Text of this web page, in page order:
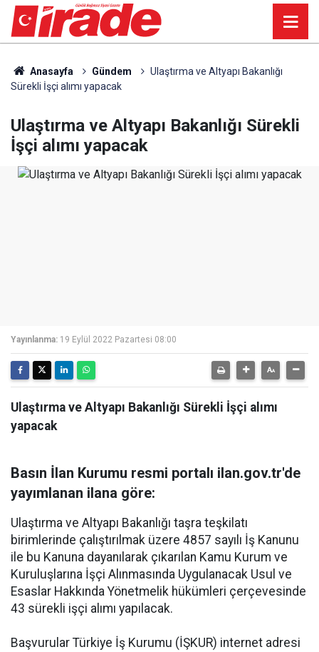
Anasayfa Gündem
Ulaştırma ve Altyapı Bakanlığı
Sürekli İşçi alımı yapacak
Ulaştırma ve Altyapı Bakanlığı Sürekli
İşçi alımı yapacak
Yayınlanma: 19 Eylül 2022 Pazartesi 08:00
Ulaştırma ve Altyapı Bakanlığı Sürekli İşçi alımı
yapacak
Basın İlan Kurumu resmi portalı ilan.gov.tr'de
yayımlanan ilana göre:
Ulaştırma ve Altyapı Bakanlığı taşra teşkilatı
birimlerinde çalıştırılmak üzere 4857 sayılı İş Kanunu
ile bu Kanuna dayanılarak çıkarılan Kamu Kurum ve
Kuruluşlarına İşçi Alınmasında Uygulanacak Usul ve
Esaslar Hakkında Yönetmelik hükümleri çerçevesinde
43 sürekli işçi alımı yapılacak.
Başvurular Türkiye İş Kurumu (İŞKUR) internet adresi